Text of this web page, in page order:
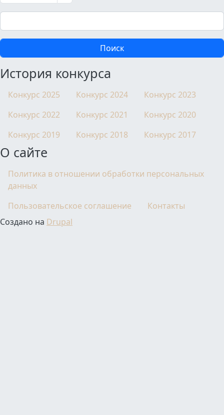
Поиск
История конкурса
Конкурс 2025 Конкурс 2024
Конкурс 2023
Конкурс 2022
Конкурс 2021
Конкурс 2020
Конкурс 2019
Конкурс 2018 Конкурс 2017
О сайте
Политика в отношении обработки персональных
данных
Пользовательское соглашение
Контакты
Создано на Drupal